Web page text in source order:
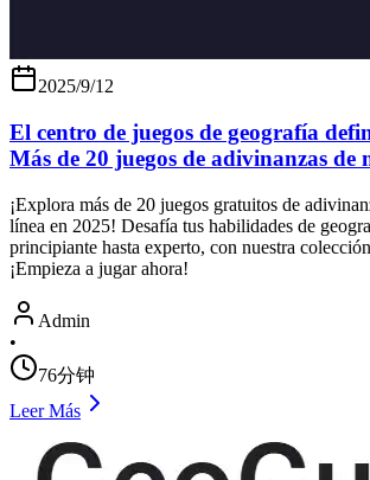
2025/9/12
El centro de juegos de geografía
Más de 20 juegos de adivinanzas de
¡Explora más de 20 juegos gratuitos de
línea en 2025! Desafía tus habilidades de
principiante hasta experto, con nuestra
¡Empieza a jugar ahora!
Admin
•
76分钟
Leer Más